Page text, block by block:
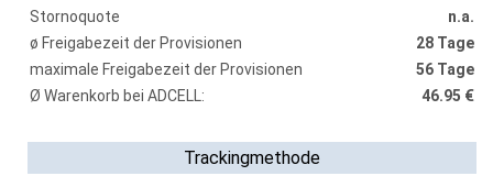
Stornoquote
n.a.
ø Freigabezeit der Provisionen
28 Tage
maximale Freigabezeit der Provisionen
56 Tage
Ø Warenkorb bei ADCELL:
46.95 €
Trackingmethode